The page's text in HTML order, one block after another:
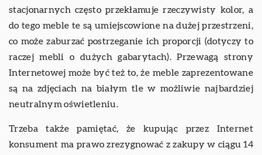
stacjonarnych często przekłamuje rzeczywisty kolor, a
do tego meble te są umiejscowione na dużej przestrzeni,
co może zaburzać postrzeganie ich proporcji (dotyczy to
raczej mebli o dużych gabarytach). Przewagą strony
Internetowej może być też to, że meble zaprezentowane
są na zdjęciach na białym tle w możliwie najbardziej
neutralnym oświetleniu.
Trzeba także pamiętać, że kupując przez Internet
konsument ma prawo zrezygnować z zakupy w ciągu 14